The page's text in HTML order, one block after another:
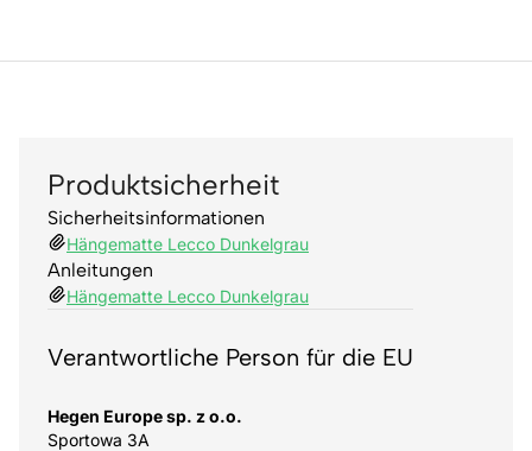
Produktsicherheit
Sicherheitsinformationen
Hängematte Lecco Dunkelgrau
Anleitungen
Hängematte Lecco Dunkelgrau
Verantwortliche Person für die EU
Hegen Europe sp. z o.o.
Sportowa 3A